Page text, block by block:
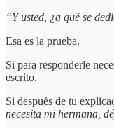
“Y usted, ¿a qué se
Esa es la prueba.
Si para responderle
escrito.
Si después de tu
necesita mi hermana,